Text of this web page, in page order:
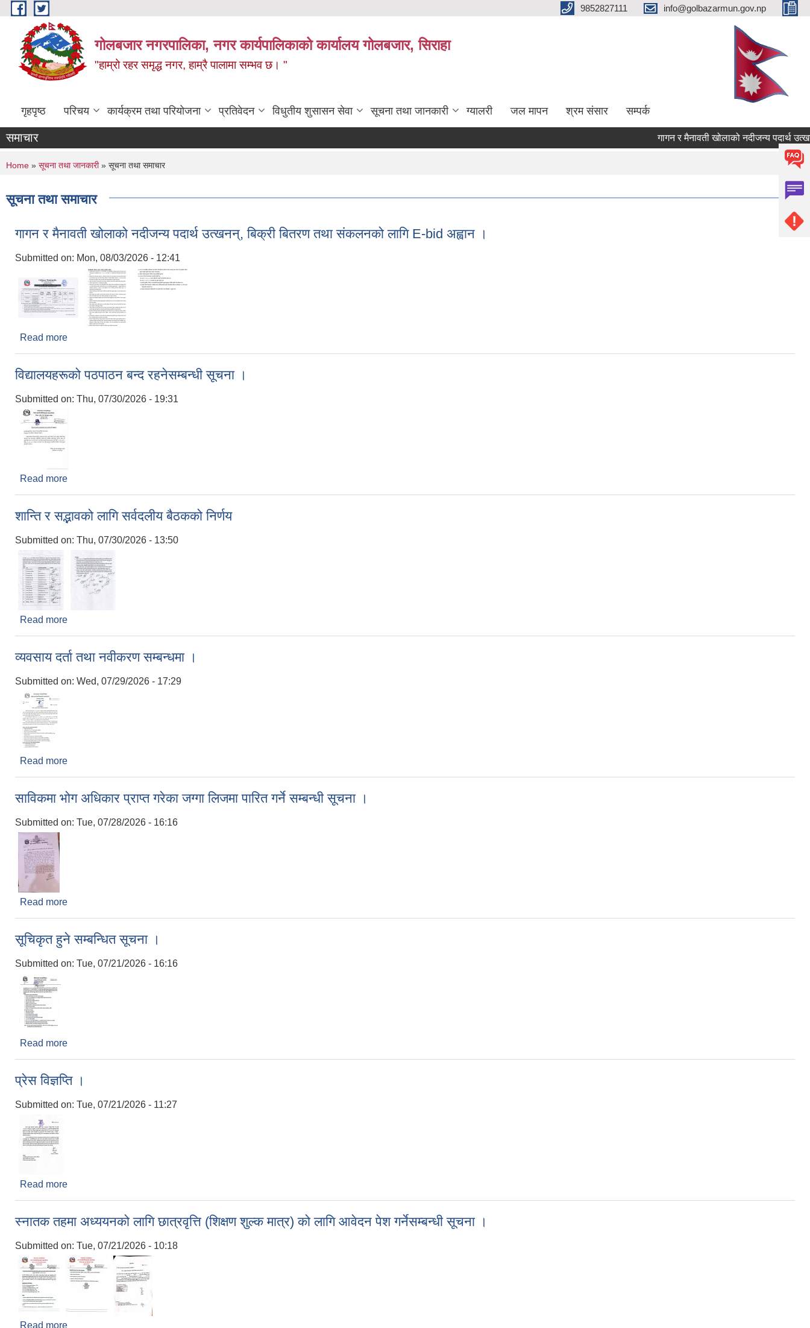
Skip to main content 9852827111 info@golbazarmun.gov.np
गोलबजार नगरपालिका, नगर कार्यपालिकाको कार्यालय गोलबजार, सिराहा
"हाम्रो रहर समृद्ध नगर, हाम्रै पालामा सम्भव छ। "
गृहपृष्ठ परिचय कार्यक्रम तथा परियोजना प्रतिवेदन विधुतीय शुसासन सेवा सूचना तथा जानकारी ग्यालरी जल मापन श्रम संसार सम्पर्क
समाचार गागन र मैनावती खोलाको नदीजन्य पदार्थ
You are here
Home » सूचना तथा जानकारी» सूचना तथा समाचार
सूचना तथा समाचार
गागन र मैनावती खोलाको नदीजन्य पदार्थ उत्खनन्, बिक्री बितरण तथा संकलनको लागि E-bid अह्वान ।
Submitted on: Mon, 08/03/2026 - 12:41
Read more
विद्यालयहरूको पठपाठन बन्द रहनेसम्बन्धी सूचना ।
Submitted on: Thu, 07/30/2026 - 19:31
Read more
शान्ति र सद्भावको लागि सर्वदलीय बैठकको निर्णय
Submitted on: Thu, 07/30/2026 - 13:50
Read more
व्यवसाय दर्ता तथा नवीकरण सम्बन्धमा ।
Submitted on: Wed, 07/29/2026 - 17:29
Read more
साविकमा भोग अधिकार प्राप्त गरेका जग्गा लिजमा पारित गर्ने सम्बन्धी सूचना ।
Submitted on: Tue, 07/28/2026 - 16:16
Read more
सूचिकृत हुने सम्बन्धित सूचना ।
Submitted on: Tue, 07/21/2026 - 16:16
Read more
प्रेस विज्ञप्ति ।
Submitted on: Tue, 07/21/2026 - 11:27
Read more
स्नातक तहमा अध्ययनको लागि छात्रवृत्ति (शिक्षण शुल्क मात्र) को लागि आवेदन पेश गर्नेसम्बन्धी सूचना ।
Submitted on: Tue, 07/21/2026 - 10:18
Read more